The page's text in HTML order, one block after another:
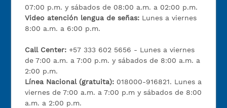
07:00 p.m. y sábados de 08:00 a.m. a 02:00 p.m.
Video atención lengua de señas: Lunes a viernes
8:00 a.m. a 6:00 p.m.
Call Center:+57 333 602 5656 - Lunes a viernes
de 7:00 a.m. a 7:00 p.m. y sábados de 8:00 a.m. a
2:00 p.m.
Línea Nacional (gratuita): 018000-916821. Lunes a
viernes de 7:00 a.m. a 7:00 p.m y sábados de 8:00
a.m. a 2:00 p.m.